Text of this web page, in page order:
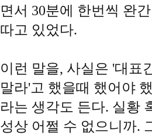
면서 30분에 한번씩 완
따고 있었다.
이런 말을, 사실은 '대표
말라'고 했을때 했어야
라는 생각도 든다. 실황
성상 어쩔 수 없으니까.